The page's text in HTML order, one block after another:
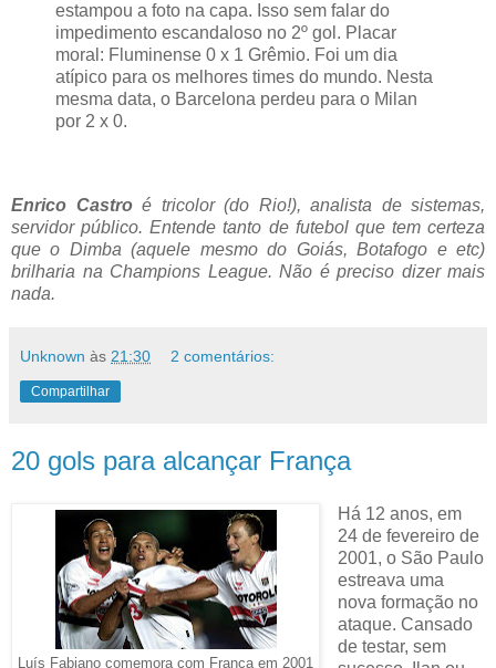
estampou a foto na capa. Isso sem falar do
impedimento escandaloso no 2º gol. Placar
moral: Fluminense 0 x 1 Grêmio. Foi um dia
atípico para os melhores times do mundo. Nesta
mesma data, o Barcelona perdeu para o Milan
por 2 x 0.
Enrico Castroé tricolor (do Rio!), analista de sistemas,
servidor público. Entende tanto de futebol que tem certeza
que o Dimba (aquele mesmo do Goiás, Botafogo e etc)
brilharia na Champions League. Não é preciso dizer mais
nada.
Unknown às 21:30 2 comentários:
Compartilhar
20 gols para alcançar França
Luís Fabiano comemora com França em 2001
Há 12 anos, em
24 de fevereiro de
2001, o São Paulo
estreava uma
nova formação no
ataque. Cansado
de testar, sem